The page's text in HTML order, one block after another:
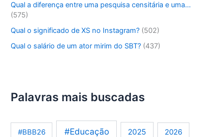
Qual a diferença entre uma pesquisa censitária e uma…
(575)
Qual o significado de XS no Instagram? (502)
Qual o salário de um ator mirim do SBT? (437)
Palavras mais buscadas
#BBB26 #Educação 2025 2026